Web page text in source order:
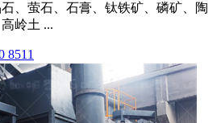
、萤石、石膏、钛铁矿、磷矿、陶
岭土 ...
8511